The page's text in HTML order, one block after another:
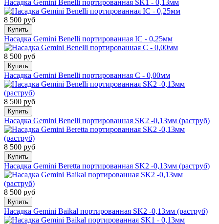
Насадка Gemini Benelli портированная SK1 - 0,13мм
8 500 руб
Купить
Насадка Gemini Benelli портированная IC - 0,25мм
8 500 руб
Купить
Насадка Gemini Benelli портированная С - 0,00мм
8 500 руб
Купить
Насадка Gemini Benelli портированная SK2 -0,13мм (раструб)
8 500 руб
Купить
Насадка Gemini Beretta портированная SK2 -0,13мм (раструб)
8 500 руб
Купить
Насадка Gemini Baikal портированная SK2 -0,13мм (раструб)